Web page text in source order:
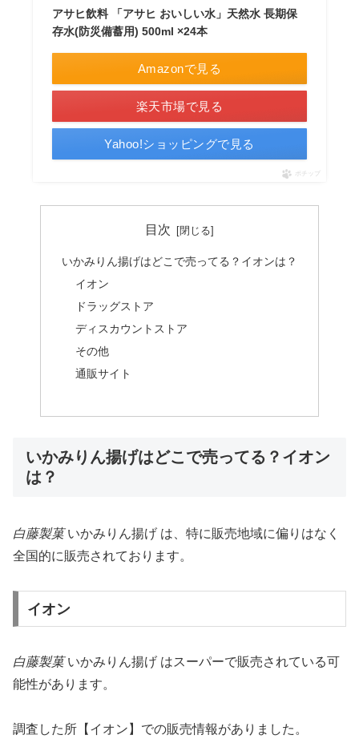
アサヒ飲料 「アサヒ おいしい水」天然水 長期保
存水(防災備蓄用) 500ml ×24本
Amazonで見る
楽天市場で見る
Yahoo!ショッピングで見る
ポチップ
目次
いかみりん揚げはどこで売ってる？イオンは？
イオン
ドラッグストア
ディスカウントストア
その他
通販サイト
いかみりん揚げはどこで売ってる？イオン
は？
白藤製菓いかみりん揚げ は、特に販売地域に偏りはなく
全国的に販売されております。
イオン
白藤製菓いかみりん揚げ はスーパーで販売されている可
能性があります。
調査した所【イオン】での販売情報がありました。